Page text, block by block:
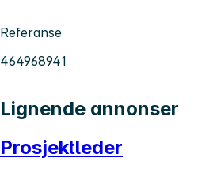
Referanse
464968941
Lignende annonser
Prosjektleder